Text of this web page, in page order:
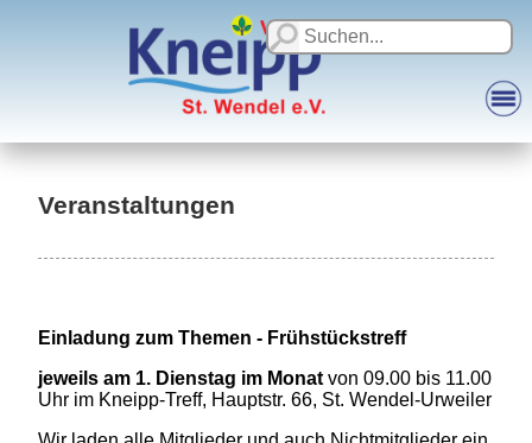
Veranstaltungen
Einladung zum Themen - Frühstückstreff
jeweils am 1. Dienstag im Monatvon 09.00 bis 11.00
Uhr im Kneipp-Treff, Hauptstr. 66, St. Wendel-Urweiler